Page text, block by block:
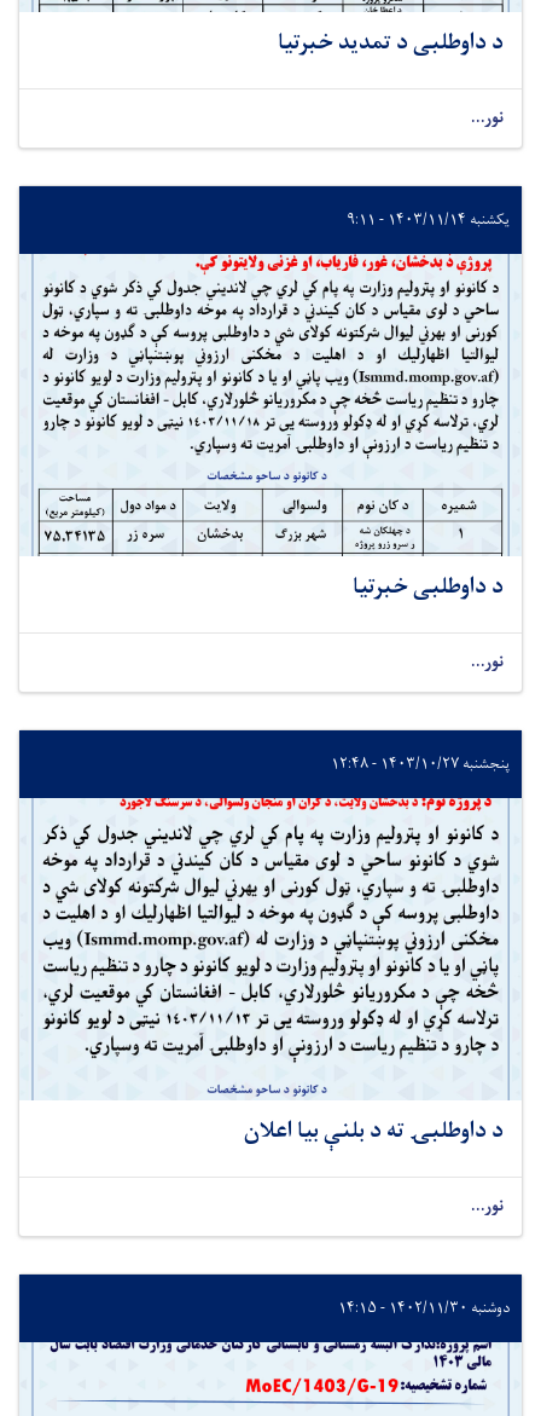
د داوطلبی د تمدید خبرتیا
نور...
یکشنبه ۱۴۰۳/۱۱/۱۴ - ۹:۱۱
د داوطلبی خبرتیا
نور...
پنجشنبه ۱۴۰۳/۱۰/۲۷ - ۱۲:۴۸
د داوطلبۍ ته د بلنې بیا اعلان
نور...
دوشنبه ۱۴۰۲/۱۱/۳۰ - ۱۴:۱۵